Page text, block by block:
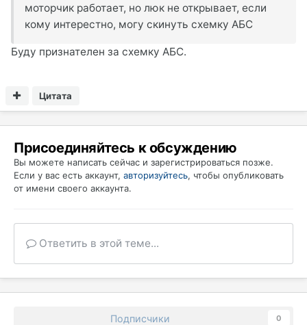
моторчик работает, но люк не открывает, если
кому интерестно, могу скинуть схемку АБС
Буду признателен за схемку АБС.
Цитата
Присоединяйтесь к обсуждению
Вы можете написать сейчас и зарегистрироваться позже.
Если у вас есть аккаунт, авторизуйтесь, чтобы опубликовать
от имени своего аккаунта.
Ответить в этой теме...
Подписчики 0